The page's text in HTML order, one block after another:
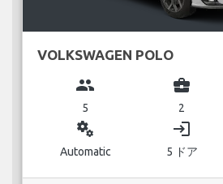
VOLKSWAGEN POLO
group
5
business_center
2
miscellaneous_services
Automatic
login
5 ドア